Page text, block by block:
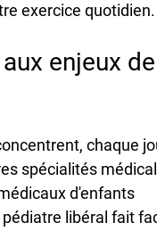
exercice quotidien.
enjeux de
chaque
spécialités
d'enfants
libéral fait